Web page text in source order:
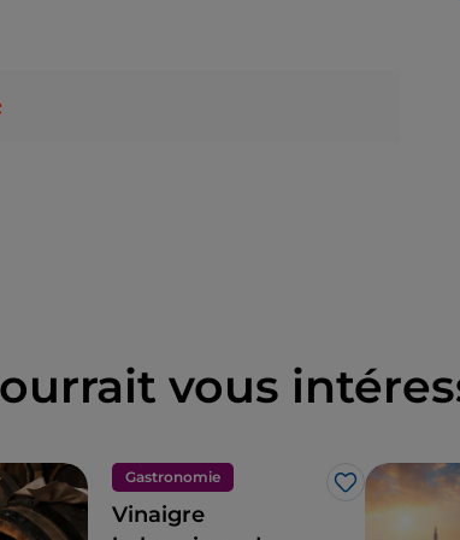
vous
Gastronomie
J’aime
Vinaigre